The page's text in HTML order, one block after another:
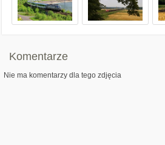
Komentarze
Nie ma komentarzy dla tego zdjęcia